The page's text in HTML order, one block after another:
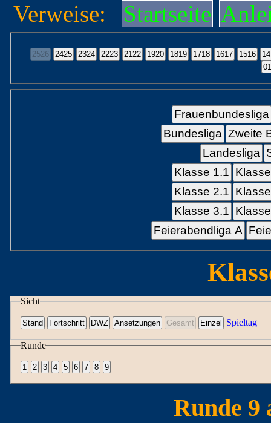
Verweise:
Startseite
Frauenbundesliga
Bundesliga Zweite
Landesliga
Klasse 1.1
Klasse 2.1
Klasse 3.1
Feierabendliga A
Sicht
Spieltag
Runde
Runde 9